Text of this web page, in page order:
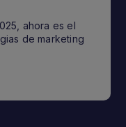
ahora es el
de marketing